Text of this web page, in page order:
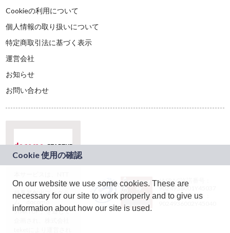
Cookieの利用について
個人情報の取り扱いについて
特定商取引法に基づく表示
運営会社
お知らせ
お問い合わせ
ドコモグループの新
規事業創出プログラ
ム「docomo
STARTUP」を通じて
JASRAC許諾番号：
9024936001Y45037
JASRAC許諾番号：
On our website we use some cookies. These are
necessary for our site to work properly and to give us
information about how our site is used.